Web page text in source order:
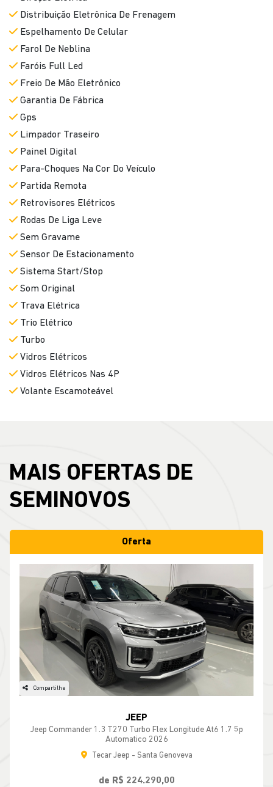
Distribuição Eletrônica De Frenagem
Espelhamento De Celular
Farol De Neblina
Faróis Full Led
Freio De Mão Eletrônico
Garantia De Fábrica
Gps
Limpador Traseiro
Painel Digital
Para-Choques Na Cor Do Veículo
Partida Remota
Retrovisores Elétricos
Rodas De Liga Leve
Sem Gravame
Sensor De Estacionamento
Sistema Start/Stop
Som Original
Trava Elétrica
Trio Elétrico
Turbo
Vidros Elétricos
Vidros Elétricos Nas 4P
Volante Escamoteável
MAIS OFERTAS DE
SEMINOVOS
Oferta
Compartilhe
JEEP
Jeep Commander 1.3 T270 Turbo Flex Longitude At6 1.7 5p
Automatico 2026
Tecar Jeep - Santa Genoveva
de R$ 224.290,00